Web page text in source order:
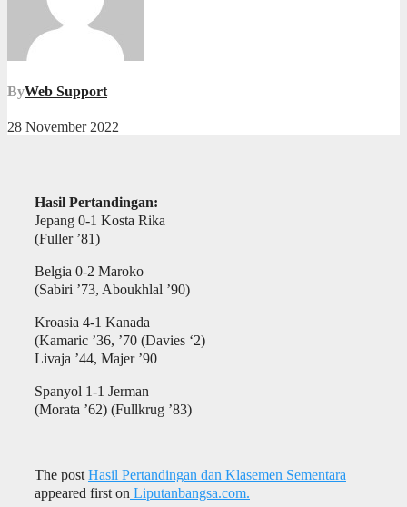
ByWeb Support
28 November 2022
Hasil Pertandingan:
Jepang 0-1 Kosta Rika
(Fuller ’81)
Belgia 0-2 Maroko
(Sabiri ’73, Aboukhlal ’90)
Kroasia 4-1 Kanada
(Kamaric ’36, ’70 (Davies ‘2)
Livaja ’44, Majer ’90
Spanyol 1-1 Jerman
(Morata ’62) (Fullkrug ’83)
The post Hasil Pertandingan dan Klasemen Sementara
appeared first on Liputanbangsa.com.